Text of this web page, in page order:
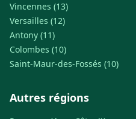
Vincennes (13)
Versailles (12)
Antony (11)
Colombes (10)
Saint-Maur-des-Fossés (10)
Autres régions